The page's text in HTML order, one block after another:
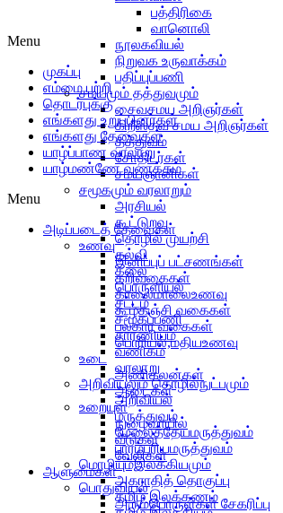
பத்திரிகை
வானொலி
நூலகவியல்
நிறுவக உருவாக்கம்
பதிப்புப்பணி
சமயமும் தத்துவமும்
சைவசமய அறிஞர்கள்
கிறீஸ்தவ சமய அறிஞர்கள்
தத்துவம்
சோதிடர்கள்
சமயஞானிகள்
சமூகமும் வரலாறும்
அரசியல்
கூட்டுறவு
தொழில் முயற்சி
கல்வி
கலை
பொருளியல்
சட்டம்
சமூகப்பணி
சாரணியம்
வணிகம்
வரலாறு
அறிவியலும் தொழில்நுட்பமும்
அறிவியல்
மருத்துவம்
மேலைத்தேயமருத்துவம்
பாரம்பரியமருத்துவம்
மொழியும்இலக்கியமும்
அகராதித் தொகுப்பு
தமிழ் இலக்கணம்
Menu
முகப்பு
எம்மை பற்றி
தொடர்புக்கு
எங்களது உறுப்பினர்கள்
எங்களது தேவைகள்
யாழ்ப்பாண வரலாறு
யாழ்மண்ணே வணக்கம்
Menu
அடிப்படைத் தேவைகள்
உணவு
இனிப்புப் பட்சணங்கள்
கறிவகைகள்
காலைமாலைஉணவு
கூழ்கஞ்சி வகைகள்
பலகார வகைகள்
பொரியல்,மதியஉணவு
உடை
அணிகலன்கள்
ஆடைகள்
உறையுள்
நுழைவாயில்
வீடுகள்
வேலிகள்
ஆளுமைகள்
பொதுவியல்
அரும்பொருள்கள் சேகரிப்பு